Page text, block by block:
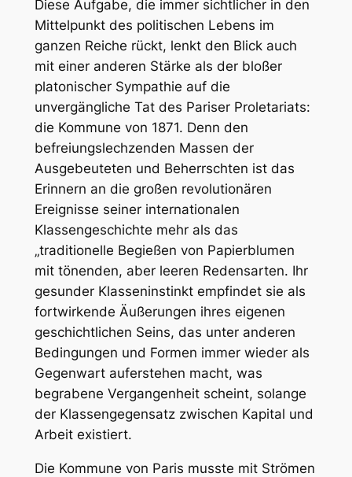
Diese Aufgabe, die immer sichtlicher in den
Mittelpunkt des politischen Lebens im
ganzen Reiche rückt, lenkt den Blick auch
mit einer anderen Stärke als der bloßer
platonischer Sympathie auf die
unvergängliche Tat des Pariser Proletariats:
die Kommune von 1871. Denn den
befreiungslechzenden Massen der
Ausgebeuteten und Beherrschten ist das
Erinnern an die großen revolutionären
Ereignisse seiner internationalen
Klassengeschichte mehr als das
„traditionelle Begießen von Papierblumen
mit tönenden, aber leeren Redensarten. Ihr
gesunder Klasseninstinkt empfindet sie als
fortwirkende Äußerungen ihres eigenen
geschichtlichen Seins, das unter anderen
Bedingungen und Formen immer wieder als
Gegenwart auferstehen macht, was
begrabene Vergangenheit scheint, solange
der Klassengegensatz zwischen Kapital und
Arbeit existiert.
Die Kommune von Paris musste mit Strömen